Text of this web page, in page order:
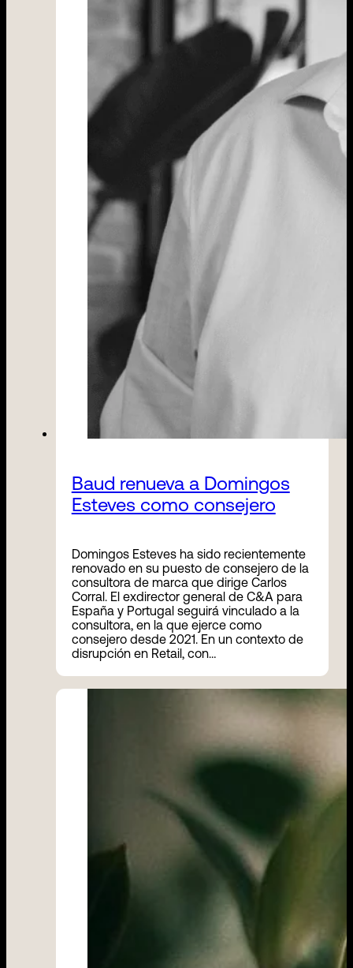
Baud renueva a Domingos
Esteves como consejero
Domingos Esteves ha sido recientemente
renovado en su puesto de consejero de la
consultora de marca que dirige Carlos
Corral. El exdirector general de C&A para
España y Portugal seguirá vinculado a la
consultora, en la que ejerce como
consejero desde 2021. En un contexto de
disrupción en Retail, con…